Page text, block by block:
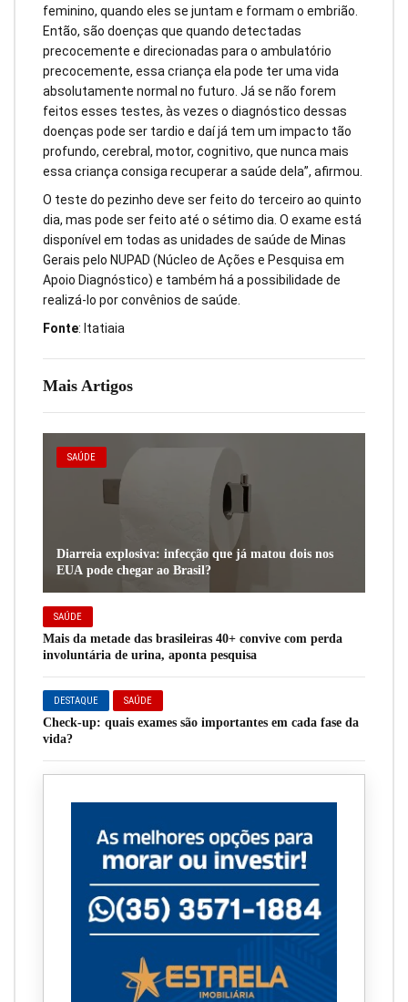
Mais Artigos
SAÚDE
Diarreia explosiva: infecção que já matou dois nos
EUA pode chegar ao Brasil?
SAÚDE
Mais da metade das brasileiras 40+ convive com perda
involuntária de urina, aponta pesquisa
DESTAQUE SAÚDE
Check-up: quais exames são importantes em cada fase da
vida?
feminino, quando eles se juntam e formam o embrião.
Então, são doenças que quando detectadas
precocemente e direcionadas para o ambulatório
precocemente, essa criança ela pode ter uma vida
absolutamente normal no futuro. Já se não forem
feitos esses testes, às vezes o diagnóstico dessas
doenças pode ser tardio e daí já tem um impacto tão
profundo, cerebral, motor, cognitivo, que nunca mais
essa criança consiga recuperar a saúde dela”, afirmou.
O teste do pezinho deve ser feito do terceiro ao quinto
dia, mas pode ser feito até o sétimo dia. O exame está
disponível em todas as unidades de saúde de Minas
Gerais pelo NUPAD (Núcleo de Ações e Pesquisa em
Apoio Diagnóstico) e também há a possibilidade de
realizá-lo por convênios de saúde.
Fonte: Itatiaia